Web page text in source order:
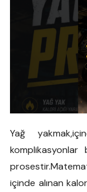
Yağ
komplikasyonlar
içinde alınan